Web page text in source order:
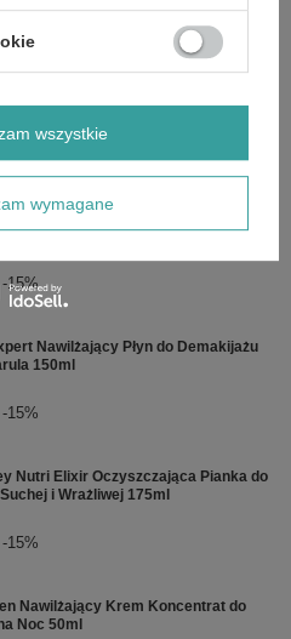
Normalizujący Hydrolat Tonik do
-15%
Nawilżający Płyn do Demakijażu
150ml
-15%
Nutri Elixir Oczyszczająca Pianka do
i Wrażliwej 175ml
-15%
Nawilżający Krem Koncentrat do
Noc 50ml
wymagane
wszystkie